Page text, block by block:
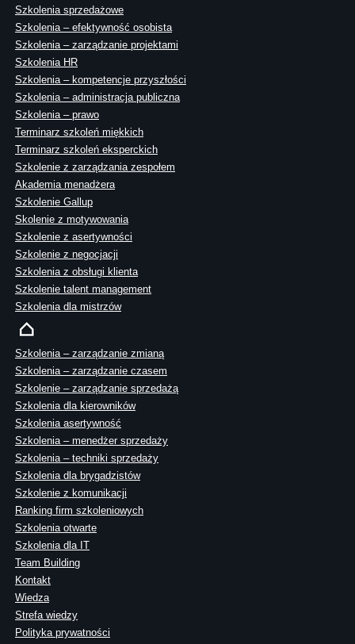
Szkolenia sprzedażowe
Szkolenia – efektywność osobista
Szkolenia – zarządzanie projektami
Szkolenia HR
Szkolenia – kompetencje przyszłości
Szkolenia – administracja publiczna
Szkolenia – prawo
Terminarz szkoleń miękkich
Terminarz szkoleń eksperckich
Szkolenie z zarządzania zespołem
Akademia menadżera
Szkolenie Gallup
Skolenie z motywowania
Szkolenie z asertywności
Szkolenie z negocjacji
Szkolenia z obsługi klienta
Szkolenie talent management
Szkolenia dla mistrzów
Szkolenia – zarządzanie zmianą
Szkolenia – zarządzanie czasem
Szkolenie – zarządzanie sprzedażą
Szkolenia dla kierowników
Szkolenia asertywność
Szkolenia – menedżer sprzedaży
Szkolenia – techniki sprzedaży
Szkolenia dla brygadzistów
Szkolenie z komunikacji
Ranking firm szkoleniowych
Szkolenia otwarte
Szkolenia dla IT
Team Building
Kontakt
Wiedza
Strefa wiedzy
Polityka prywatności